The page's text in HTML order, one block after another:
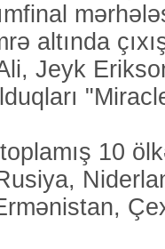
altında
Jeyk
10